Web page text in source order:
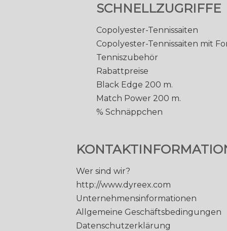
SCHNELLZUGRIFFE
Copolyester-Tennissaiten
Copolyester-Tennissaiten mit
Tenniszubehör
Rabattpreise
Black Edge 200 m.
Match Power 200 m.
% Schnäppchen
Wer sind wir?
http://www.dyreex.com
Unternehmensinformationen
Allgemeine Geschäftsbedingungen
Datenschutzerklärung